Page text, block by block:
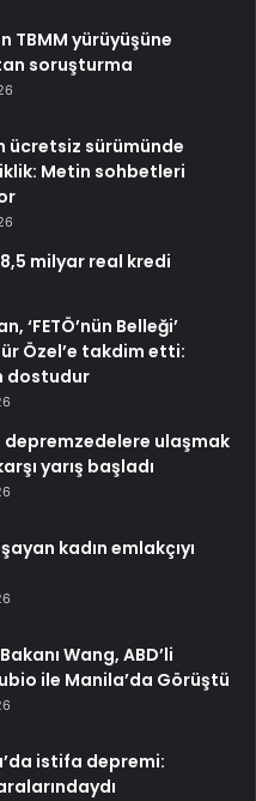
TBMM yürüyüşüne
soruşturma
ücretsiz sürümünde
Metin sohbetleri
milyar real kredi
‘FETÖ’nün Belleği’
Özel’e takdim etti:
dostudur
depremzedelere ulaşmak
yarış başladı
kadın emlakçıyı
Wang, ABD’li
ile Manila’da Görüştü
istifa depremi: